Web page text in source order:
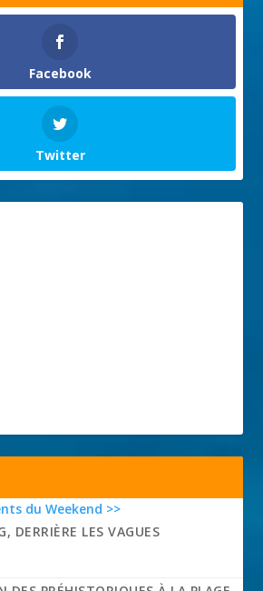
Facebook
Twitter
du Weekend >>
DERRIÈRE LES VAGUES